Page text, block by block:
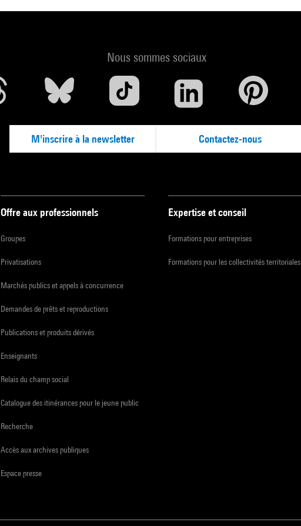
Nous sommes sociaux
M'inscrire à la newsletter Contactez-nous
Offre aux professionnels
Groupes
Privatisations
Marchés publics et appels à concurrence
Demandes de prêts et reproductions
Publications et produits dérivés
Enseignants
Relais du champ social
Catalogue des itinérances pour le jeune public
Recherche
Accès aux archives publiques
Espace presse
Expertise et conseil
Formations pour entreprises
Formations pour les collectivités territoriales